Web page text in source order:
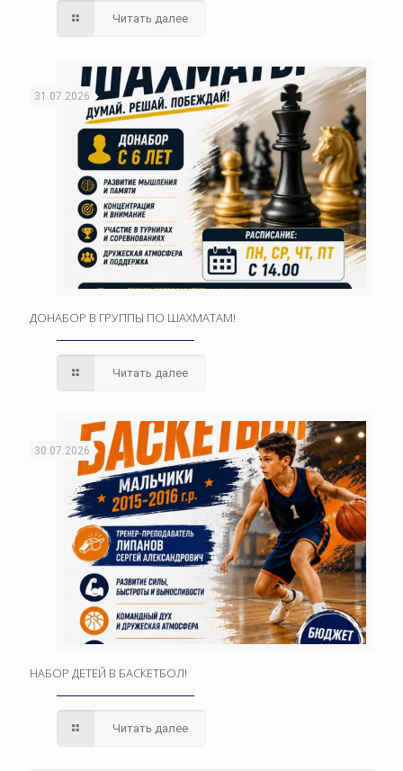
Читать далее
31.07.2026
ДОНАБОР В ГРУППЫ ПО ШАХМАТАМ!
Читать далее
30.07.2026
НАБОР ДЕТЕЙ В БАСКЕТБОЛ!
Читать далее